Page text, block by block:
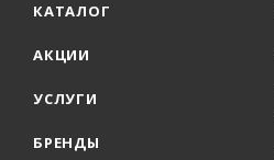
КАТАЛОГ
АКЦИИ
УСЛУГИ
БРЕНДЫ